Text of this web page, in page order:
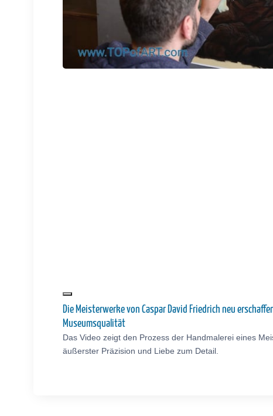
Die Meisterwerke von Caspar David Friedrich neu
Museumsqualität
Das Video zeigt den Prozess der Handmalerei eines
äußerster Präzision und Liebe zum Detail.